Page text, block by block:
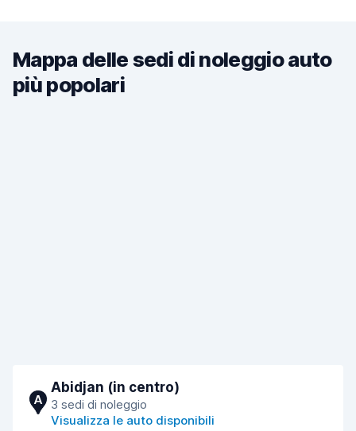
Mappa delle sedi di noleggio auto
più popolari
A
Abidjan (in centro)
3 sedi di noleggio
Visualizza le auto disponibili